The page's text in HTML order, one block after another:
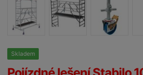
Skladem